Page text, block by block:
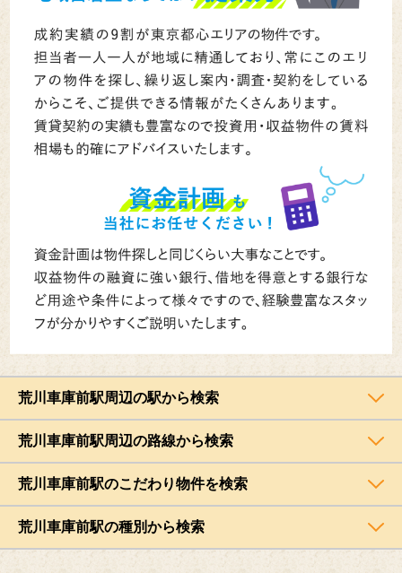
荒川車庫前駅周辺の駅から検索
荒川車庫前駅周辺の路線から検索
荒川車庫前駅のこだわり物件を検索
荒川車庫前駅の種別から検索